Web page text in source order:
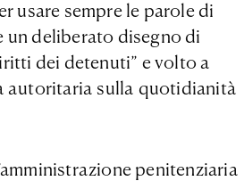
usare sempre le parole di
un deliberato disegno di
dei detenuti” e volto a
autoritaria sulla quotidianità
penitenziaria